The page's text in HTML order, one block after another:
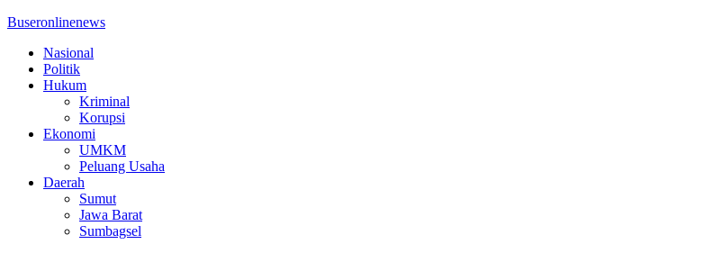
Buseronlinenews
Nasional
Politik
Hukum
Kriminal
Korupsi
Ekonomi
UMKM
Peluang Usaha
Daerah
Sumut
Jawa Barat
Sumbagsel